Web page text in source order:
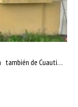
* Ubicado cerca de avenidas principales * cerca también de Cuautitlán Izcalli La casa cuenta con ✅ 1HABITA...